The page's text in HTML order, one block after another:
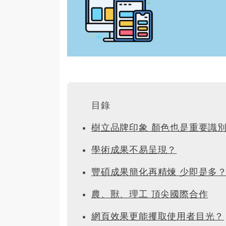
目錄
樹立品牌印象 顏色也是重要識
學術成果不易呈現？
豐碩成果簡化再精煉 少即是多
農、獸、理工 頂尖國際合作
網頁效果更能攫取使用者目光？